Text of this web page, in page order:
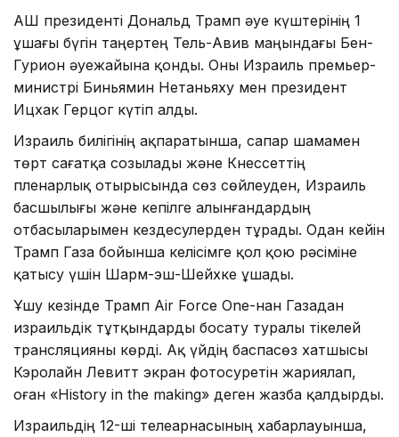
АҚШ президенті Дональд Трамп әуе күштерінің 1
ұшағы бүгін таңертең Тель-Авив маңындағы Бен-
Гурион әуежайына қонды. Оны Израиль премьер-
министрі Биньямин Нетаньяху мен президент
Ицхак Герцог күтіп алды.
Израиль билігінің ақпаратынша, сапар шамамен
төрт сағатқа созылады және Кнессеттің
пленарлық отырысында сөз сөйлеуден, Израиль
басшылығы және кепілге алынғандардың
отбасыларымен кездесулерден тұрады. Одан кейін
Трамп Газа бойынша келісімге қол қою рәсіміне
қатысу үшін Шарм-эш-Шейхке ұшады.
Ұшу кезінде Трамп Air Force One-нан Газадан
израильдік тұтқындарды босату туралы тікелей
трансляцияны көрді. Ақ үйдің баспасөз хатшысы
Кэролайн Левитт экран фотосуретін жариялап,
оған «History in the making» деген жазба қалдырды.
Израильдің 12-ші телеарнасының хабарлауынша,